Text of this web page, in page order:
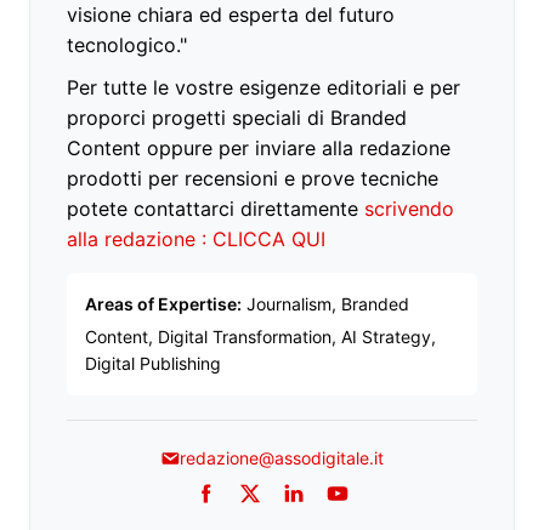
visione chiara ed esperta del futuro
tecnologico."
Per tutte le vostre esigenze editoriali e per
proporci progetti speciali di Branded
Content oppure per inviare alla redazione
prodotti per recensioni e prove tecniche
potete contattarci direttamente scrivendo
alla redazione : CLICCA QUI
Areas of Expertise: Journalism, Branded
Content, Digital Transformation, AI Strategy,
Digital Publishing
redazione@assodigitale.it
Facebook
TwitterLinkedInYouTube